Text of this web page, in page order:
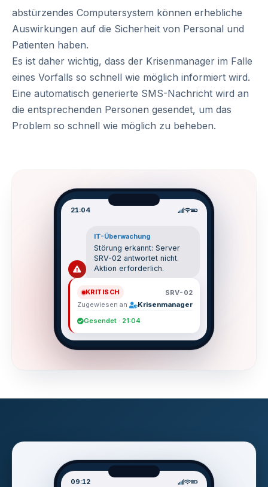
abstürzendes Computersystem können erhebliche
Auswirkungen auf die Sicherheit von Personal und
Patienten haben.
Es ist daher wichtig, dass der Krisenmanager im Falle
eines Vorfalls so schnell wie möglich informiert wird.
Eine automatisch generierte SMS-Nachricht wird an
die entsprechenden Personen gesendet, um das
Problem so schnell wie möglich zu beheben.
21:04
IT-Überwachung
Störung erkannt: Server
SRV-02 antwortet nicht.
Aktion erforderlich.
KRITISCH
SRV-02
Zugewiesen an
Krisenmanager
Gesendet · 21:04
09:12